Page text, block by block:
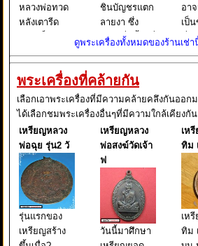
หลวงพ่อทวด
หลังเตารีด
ธรรมดา ปี
๒๕๐๕ นับเป็น
พระยอดนิยม
อีกรุ่นหนึ่งใน
ตระกูล พระ
หลวงพ่อทวด
ชินบัญชรแตก
ลายงา ซึ่ง
เขียนชื่อนี้ไว้ที่
พระ และยังมี
เขียนต่อไปอีก
ว่า ผงเก่าสม
เด็จพุฒาจารย์
โต พรหมรังสี
มหาเถราจาร
ย์ แห่งกร
อา
เป็
ที่เ
แล้
โส
หลัง
กร
ซึ่ง
ดูพระเครื่องทั้งหมดของร้านเช่า
พระเครื่องที่คล้ายกัน
เลือกเอาพระเครื่องที่มีความคล้ายคลึงกันออก
ได้เลือกชมพระเครื่องอื่นๆที่มีความใกล้เคียงกัน
เหรียญหลวง
พ่อฉุย รุ่น2 วั
รุ่นแรกของ
เหรียญสร้าง
เหรียญหลวง
พ่อสงฆ์วัดเจ้า
ฟ
วันนี้มาศึกษา
เห
ทิม
เห
ทิม